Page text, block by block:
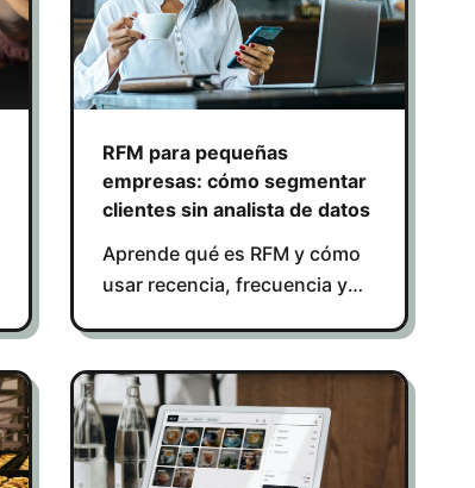
RFM para pequeñas
empresas: cómo segmentar
clientes sin analista de datos
Aprende qué es RFM y cómo
usar recencia, frecuencia y
y mejorar tus campañas de
marketing.